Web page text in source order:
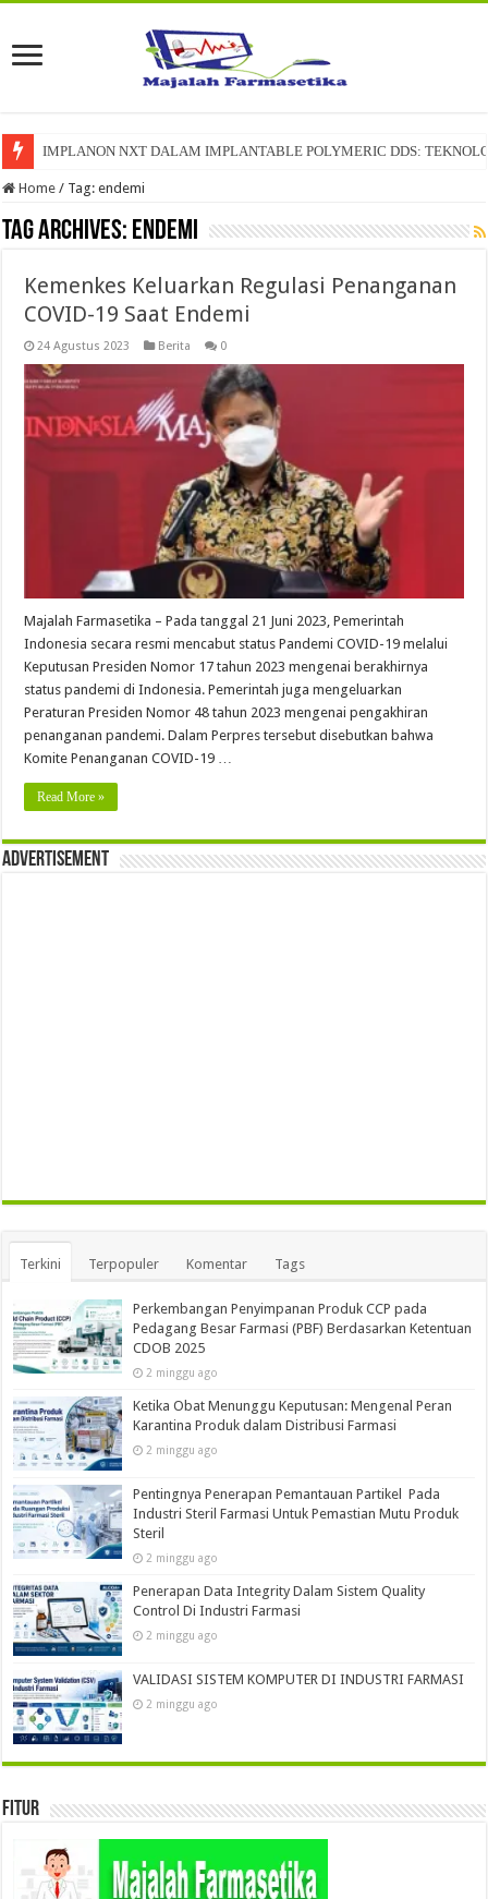
IMPLANON NXT DALAM IMPLANTABLE POLYMERIC DDS:
Home / Tag:endemi
Tag Archives: endemi
Kemenkes Keluarkan Regulasi Penanganan
COVID-19 Saat Endemi
24 Agustus 2023 Berita 0
Majalah Farmasetika – Pada tanggal 21 Juni 2023, Pemerintah
Indonesia secara resmi mencabut status Pandemi COVID-19 melalui
Keputusan Presiden Nomor 17 tahun 2023 mengenai berakhirnya
status pandemi di Indonesia. Pemerintah juga mengeluarkan
Peraturan Presiden Nomor 48 tahun 2023 mengenai pengakhiran
penanganan pandemi. Dalam Perpres tersebut disebutkan bahwa
Komite Penanganan COVID-19 …
Read More »
Advertisement
Terkini Terpopuler Komentar Tags
Perkembangan Penyimpanan Produk CCP pada
Pedagang Besar Farmasi (PBF) Berdasarkan Ketentuan
CDOB 2025
2 minggu ago
Ketika Obat Menunggu Keputusan: Mengenal Peran
Karantina Produk dalam Distribusi Farmasi
2 minggu ago
Pentingnya Penerapan Pemantauan Partikel Pada
Industri Steril Farmasi Untuk Pemastian Mutu Produk
Steril
2 minggu ago
Penerapan Data Integrity Dalam Sistem Quality
Control Di Industri Farmasi
2 minggu ago
VALIDASI SISTEM KOMPUTER DI INDUSTRI FARMASI
2 minggu ago
Fitur